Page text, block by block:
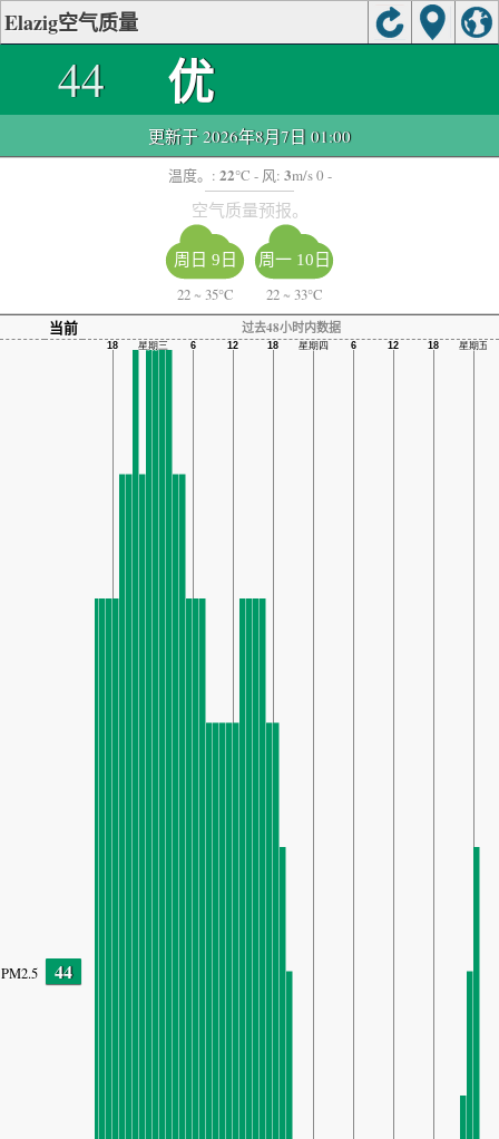
Elazig空气质量
44 优
更新于 2026年8月7日 01:00
温度。: 22°C - 风: 3m/s 0 -
空气质量预报。
周日 9日
22 ~ 35°C
周一 10日
22 ~ 33°C
当前
过去48小时内数据
PM2.5 44